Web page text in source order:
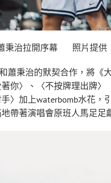
秉治拉開序幕 照片提供
蕭秉治的默契合作，將
你〉、〈不按牌理出牌
〉加上waterbomb水花
帶著演唱會原班人馬足足